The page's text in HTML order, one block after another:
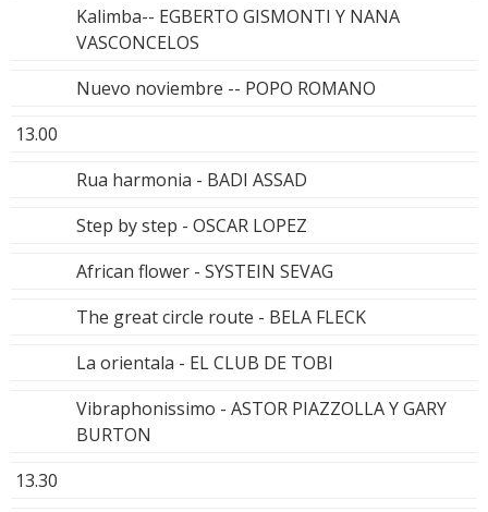
Kalimba-- EGBERTO GISMONTI Y NANA
VASCONCELOS
Nuevo noviembre -- POPO ROMANO
13.00
Rua harmonia - BADI ASSAD
Step by step - OSCAR LOPEZ
African flower - SYSTEIN SEVAG
The great circle route - BELA FLECK
La orientala - EL CLUB DE TOBI
Vibraphonissimo - ASTOR PIAZZOLLA Y GARY
BURTON
13.30